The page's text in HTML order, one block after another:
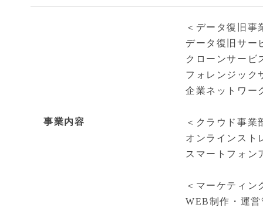
事業内容
＜データ復旧事
データ復旧サ
クローンサービ
フォレンジック
企業ネットワー
＜クラウド事業
オンラインスト
スマートフォン
＜マーケティン
WEB制作・運営